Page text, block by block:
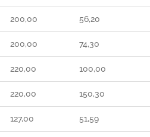
200,00 56,20
200,00 74,30
220,00 100,00
220,00 150,30
127,00 51,59